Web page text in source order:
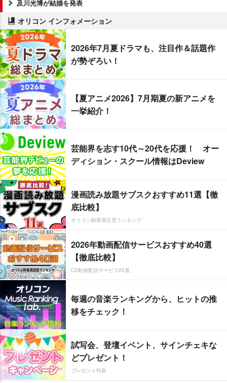
及川光博が結婚を発表
オリコン インフォメーション
2026年7月夏ドラマも、注目作＆話題作
が勢ぞろい！
【夏アニメ2026】7月期夏の新アニメを
一挙紹介！
芸能界を志す10代～20代を応援！ オー
ディション・スクール情報はDeview
漫画読み放題サブスクおすすめ11選【徹
底比較】
オリコン顧客満足度ランキング
2026年動画配信サービスおすすめ40選
【徹底比較】
CS動画配信サービス20選
毎週の音楽ランキングから、ヒットの推
移をチェック！
試写会、登壇イベント、サインチェキな
どプレゼント！
プレゼント特集